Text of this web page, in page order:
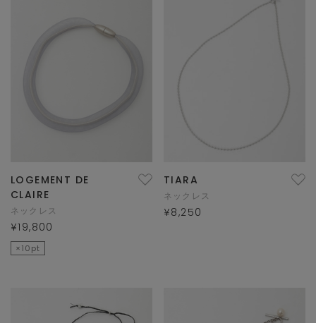
LOGEMENT DE
CLAIRE
ネックレス
¥19,800
×10pt
TIARA
ネックレス
¥8,250